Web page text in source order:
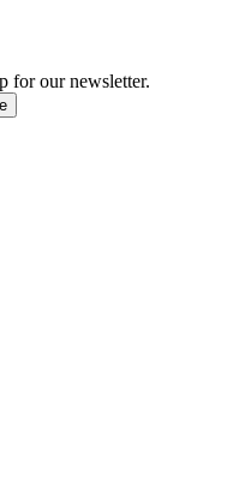
for our newsletter.